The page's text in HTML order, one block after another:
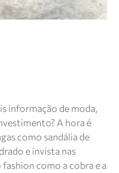
informação de moda,
A hora é
como sandália de
e invista nas
como a cobra e a